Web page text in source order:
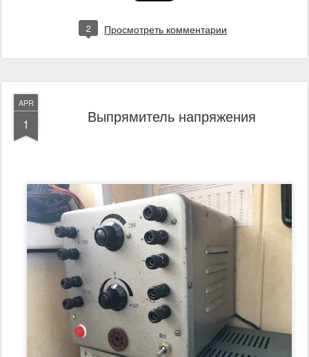
2 Просмотреть комментарии
APR
1 Выпрямитель напряжения